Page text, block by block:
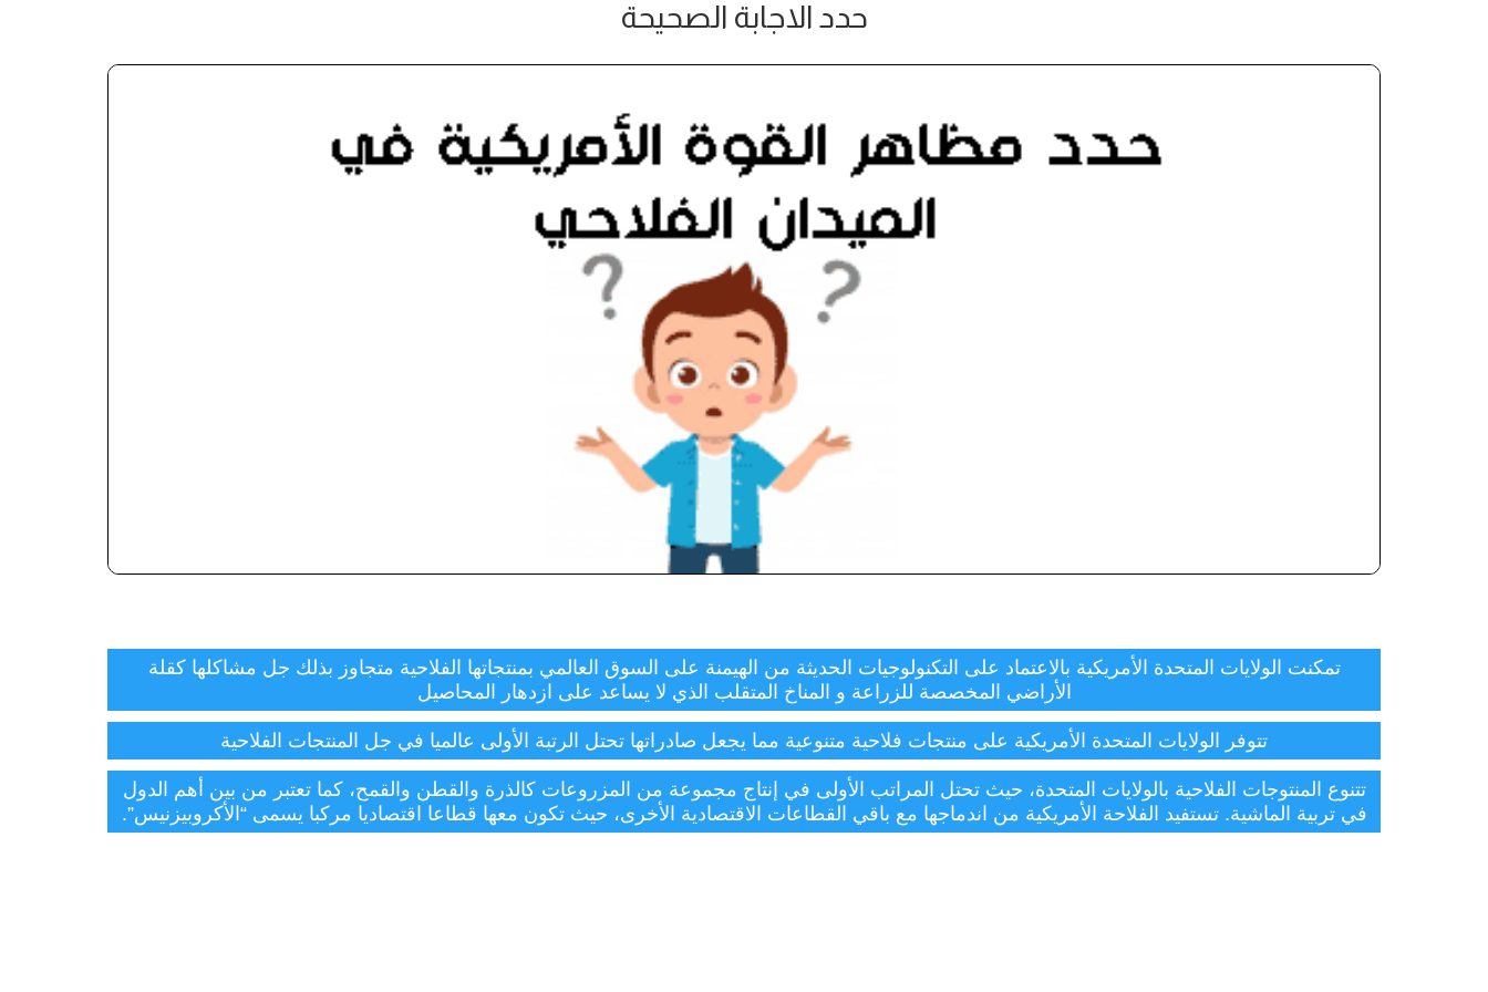
حدد الاجابة الصحيحة
تمكنت الولايات المتحدة الأمريكية بالاعتماد على التكنولوجيات الحديثة من الهيمنة على السوق العالمي بمنتجاتها الفلاحية متجاوز بذلك جل مشاكلها كقلة
الأراضي المخصصة للزراعة و المناخ المتقلب الذي لا يساعد على ازدهار المحاصيل
تتوفر الولايات المتحدة الأمريكية على منتجات فلاحية متنوعية مما يجعل صادراتها تحتل الرتبة الأولى عالميا في جل المنتجات الفلاحية
تتنوع المنتوجات الفلاحية بالولايات المتحدة، حيث تحتل المراتب الأولى في إنتاج مجموعة من المزروعات كالذرة والقطن والقمح، كما تعتبر من بين أهم الدول
في تربية الماشية. تستفيد الفلاحة الأمريكية من اندماجها مع باقي القطاعات الاقتصادية الأخرى، حيث تكون معها قطاعا اقتصاديا مركبا يسمى “الأكروبيزنيس”.